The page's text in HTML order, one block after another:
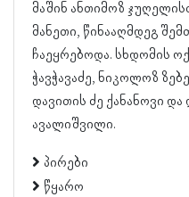
მაშინ ანთიმოზ
მანეთი, წინააღმდეგ
ჩაეყრებოდა. სხდომის
ჭავჭავაძე, ნიკოლოზ
დავითის ძე ქანანოვი და
ავალიშვილი.
პირები
წყარო